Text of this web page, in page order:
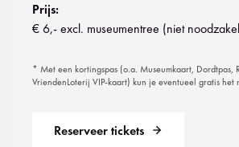
Prijs:
€ 6,- excl. museumentree (niet
* Met een kortingspas (o.a. Museumkaart, Dordtpas,
VriendenLoterij VIP-kaart) kun je eventueel gratis het
Reserveer tickets